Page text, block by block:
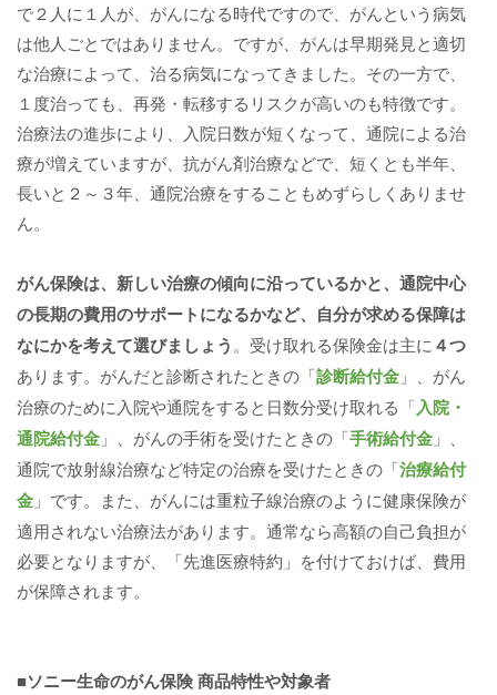
で２人に１人が、がんになる時代ですので、がんという病気
は他人ごとではありません。ですが、がんは早期発見と適切
な治療によって、治る病気になってきました。その一方で、
１度治っても、再発・転移するリスクが高いのも特徴です。
治療法の進歩により、入院日数が短くなって、通院による治
療が増えていますが、抗がん剤治療などで、短くとも半年、
長いと２～３年、通院治療をすることもめずらしくありませ
ん。
がん保険は、新しい治療の傾向に沿っているかと、通院中心
の長期の費用のサポートになるかなど、自分が求める保障は
なにかを考えて選びましょう。受け取れる保険金は主に４つ
あります。がんだと診断されたときの「診断給付金 」、がん
治療のために入院や通院をすると日数分受け取れる「入院・
通院給付金 」、がんの手術を受けたときの「手術給付金 」、
通院で放射線治療など特定の治療を受けたときの「治療給付
金 」です。また、がんには重粒子線治療のように健康保険が
適用されない治療法があります。通常なら高額の自己負担が
必要となりますが、「先進医療特約」を付けておけば、費用
が保障されます。
■ソニー生命のがん保険 商品特性や対象者